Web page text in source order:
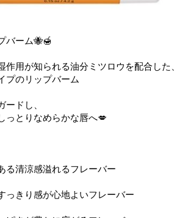
バーム🐝🍯
作用が知られる油分ミツロウを配合した、
プのリップバーム
ードし、
っとりなめらかな唇へ💋
る清涼感溢れるフレーバー
きり感が心地よいフレーバー